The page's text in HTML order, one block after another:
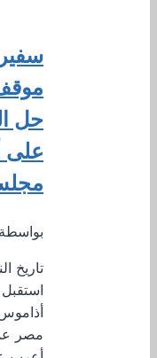
حل
على
بواسطة
مصر